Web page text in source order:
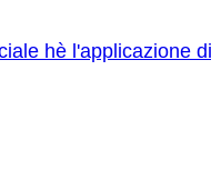
hè l'applicazione